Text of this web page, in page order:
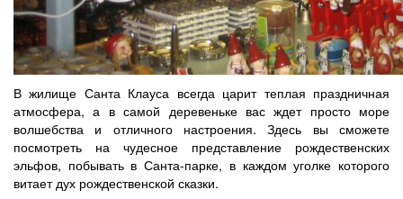
В жилище Санта Клауса всегда царит теплая праздничная
атмосфера, а в самой деревеньке вас ждет просто море
волшебства и отличного настроения. Здесь вы сможете
посмотреть на чудесное представление рождественских
эльфов, побывать в Санта-парке, в каждом уголке которого
витает дух рождественской сказки.